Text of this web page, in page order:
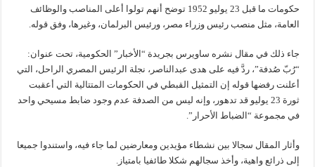
حكومات ما قبل 23 يوليو 1952 توضح أنهم تولوا أعلى المناصب والوظائف
العامة، مثل منصب رئيس وزراء مصر، ورئيس البرلمان، وغيرها، وفق قوله.
جاء ذلك في مقال نشره ساويرس بجريدة “الأخبار” الحكومية، تحت عنوان:
“رُبّ صُدفة”، ردَّ فيه على هدى عبدالناصر، نجلة الرئيس المصري الراحل، التي
أعلنت رفضها قوله إن التمثيل القبطي في الحكومات المتتالية التي أعقبت
ثورة 23 يوليو قد تدهور، وإنه ليس من الصدفة عدم وجود ضابط مسيحي واحد
في مجموعة “الضباط الأحرار”.
وأثار المقال سجالا بين نشطاء مؤيدين ومعارضين لما جاء فيه، واستندوا جميعا
إلى ذرائع واهية، وأخذ سجالهم شكلا طائفيا بامتياز.